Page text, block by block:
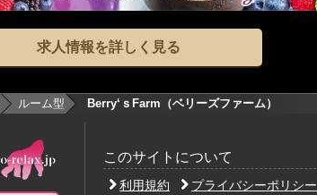
求人情報を詳しく見る
Berry‘ｓFarm（ベリーズファーム）
ルーム型
このサイトについて
利用規約 プライバシーポリシー